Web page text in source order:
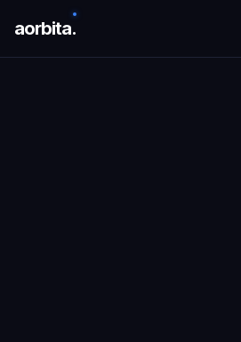
aorbita.